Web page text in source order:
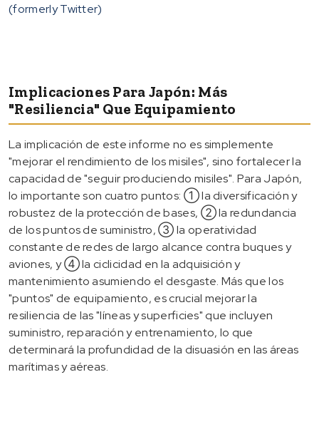
(formerly Twitter)
Implicaciones Para Japón: Más
"resiliencia" Que Equipamiento
La implicación de este informe no es simplemente
"mejorar el rendimiento de los misiles", sino fortalecer la
capacidad de "seguir produciendo misiles". Para Japón,
lo importante son cuatro puntos: ① la diversificación y
robustez de la protección de bases, ② la redundancia
de los puntos de suministro, ③ la operatividad
constante de redes de largo alcance contra buques y
aviones, y ④ la ciclicidad en la adquisición y
mantenimiento asumiendo el desgaste. Más que los
"puntos" de equipamiento, es crucial mejorar la
resiliencia de las "líneas y superficies" que incluyen
suministro, reparación y entrenamiento, lo que
determinará la profundidad de la disuasión en las áreas
marítimas y aéreas.